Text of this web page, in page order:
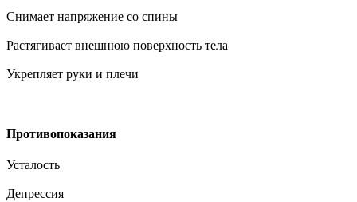
Снимает напряжение со спины
Растягивает внешнюю поверхность тела
Укрепляет руки и плечи
Противопоказания
Усталость
Депрессия